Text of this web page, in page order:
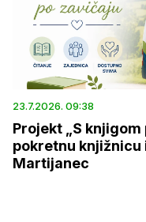
23.7.2026. 09:38
Projekt „S
pokretnu knjižnicu
Martijanec